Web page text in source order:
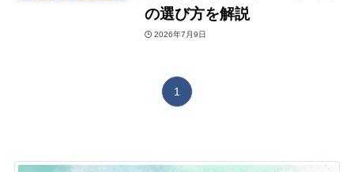
の選び方を解説
2026年7月9日
1